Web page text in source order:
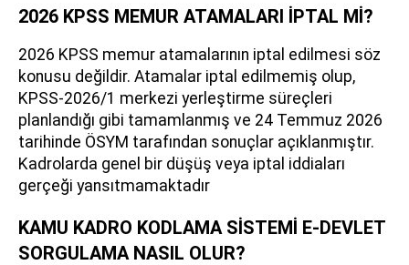
2026 KPSS MEMUR ATAMALARI İPTAL Mİ?
2026 KPSS memur atamalarının iptal edilmesi söz
konusu değildir. Atamalar iptal edilmemiş olup,
KPSS-2026/1 merkezi yerleştirme süreçleri
planlandığı gibi tamamlanmış ve 24 Temmuz 2026
tarihinde ÖSYM tarafından sonuçlar açıklanmıştır.
Kadrolarda genel bir düşüş veya iptal iddiaları
gerçeği yansıtmamaktadır
KAMU KADRO KODLAMA SİSTEMİ E-DEVLET
SORGULAMA NASIL OLUR?